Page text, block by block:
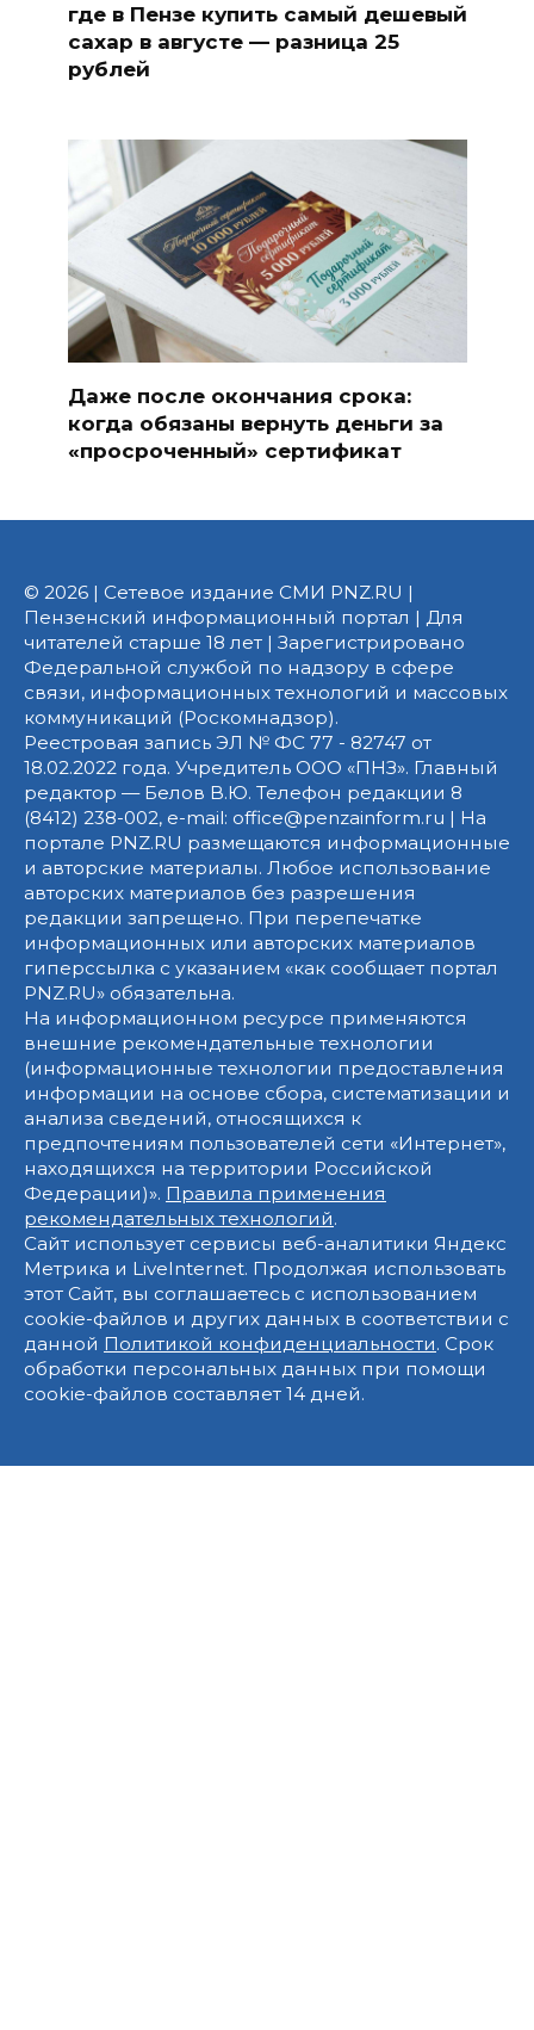
где в Пензе купить самый дешевый
сахар в августе — разница 25
рублей
Даже после окончания срока:
когда обязаны вернуть деньги за
«просроченный» сертификат
© 2026 | Сетевое издание СМИ PNZ.RU |
Пензенский информационный портал | Для
читателей старше 18 лет | Зарегистрировано
Федеральной службой по надзору в сфере
связи, информационных технологий и массовых
коммуникаций (Роскомнадзор).
Реестровая запись ЭЛ № ФС 77 - 82747 от
18.02.2022 года. Учредитель ООО «ПНЗ». Главный
редактор — Белов В.Ю. Телефон редакции 8
(8412) 238-002, e-mail: office@penzainform.ru | На
портале PNZ.RU размещаются информационные
и авторские материалы. Любое использование
авторских материалов без разрешения
редакции запрещено. При перепечатке
информационных или авторских материалов
гиперссылка с указанием «как сообщает портал
PNZ.RU» обязательна.
На информационном ресурсе применяются
внешние рекомендательные технологии
(информационные технологии предоставления
информации на основе сбора, систематизации и
анализа сведений, относящихся к
предпочтениям пользователей сети «Интернет»,
находящихся на территории Российской
Федерации)». Правила применения
рекомендательных технологий.
Сайт использует сервисы веб-аналитики Яндекс
Метрика и LiveInternet. Продолжая использовать
этот Сайт, вы соглашаетесь с использованием
cookie-файлов и других данных в соответствии с
данной Политикой конфиденциальности. Срок
обработки персональных данных при помощи
cookie-файлов составляет 14 дней.